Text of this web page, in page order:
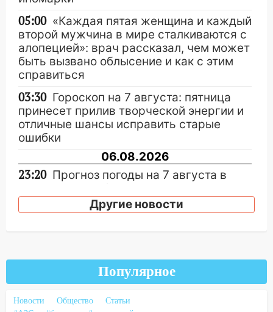
05:00 «Каждая пятая женщина и каждый
второй мужчина в мире сталкиваются с
алопецией»: врач рассказал, чем может
быть вызвано облысение и как с этим
справиться
03:30 Гороскоп на 7 августа: пятница
принесет прилив творческой энергии и
отличные шансы исправить старые
ошибки
06.08.2026
23:20 Прогноз погоды на 7 августа в
20:04 Ульяновцев приглашают на забег,
19:12 В Ульяновской области
руководителя частной компании
наказали за сокрытие прошлого своего
сотрудник
Другие новости
Популярное
Новости Общество
Статьи